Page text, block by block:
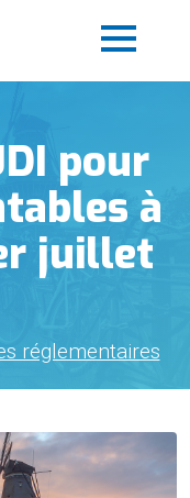
pour
à
juillet
réglementaires